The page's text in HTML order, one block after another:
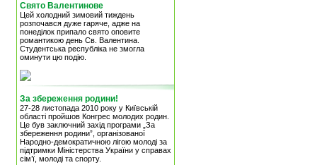
Свято Валентинове
Цей холодний зимовий тиждень
розпочався дуже гаряче, адже на
понеділок припало свято оповите
романтикою день Св. Валентина.
Студентська республіка не змогла
оминути цю подію.
За збереження родини!
27-28 листопада 2010 року у Київській
області пройшов Конгрес молодих родин.
Це був заключний захід програми „За
збереження родини”, організованої
Народно-демократичною лігою молоді за
підтримки Міністерства України у справах
сім’ї, молоді та спорту.